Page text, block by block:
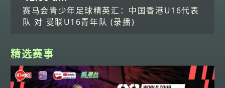
赛马会青少年足球精英汇：中国香港U16代表
队 对 曼联U16青年队 (录播)
精选赛事